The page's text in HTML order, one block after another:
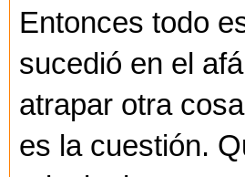
Entonces todo
sucedió en el
atrapar otra
es la cuestión.